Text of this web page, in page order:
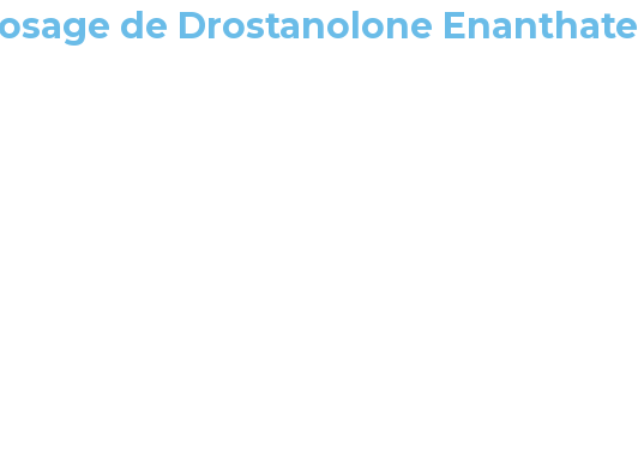
de Drostanolone Enanthate